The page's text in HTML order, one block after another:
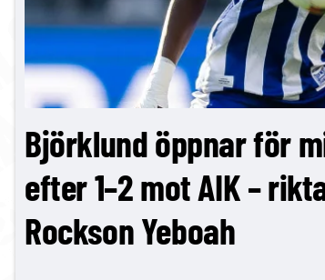
Björklund öppnar för
efter 1–2 mot AIK –
Rockson Yeboah